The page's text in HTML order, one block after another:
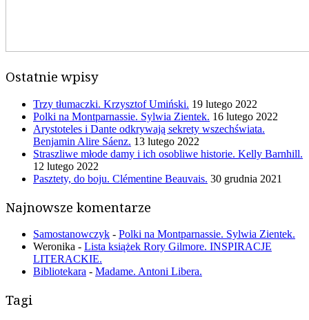
Ostatnie wpisy
Trzy tłumaczki. Krzysztof Umiński. 19 lutego 2022
Polki na Montparnassie. Sylwia Zientek. 16 lutego 2022
Arystoteles i Dante odkrywają sekrety wszechświata.
Benjamin Alire Sáenz. 13 lutego 2022
Straszliwe młode damy i ich osobliwe historie. Kelly Barnhill.
12 lutego 2022
Pasztety, do boju. Clémentine Beauvais. 30 grudnia 2021
Najnowsze komentarze
Samostanowczyk - Polki na Montparnassie. Sylwia Zientek.
Weronika - Lista książek Rory Gilmore. INSPIRACJE
LITERACKIE.
Bibliotekara - Madame. Antoni Libera.
Tagi